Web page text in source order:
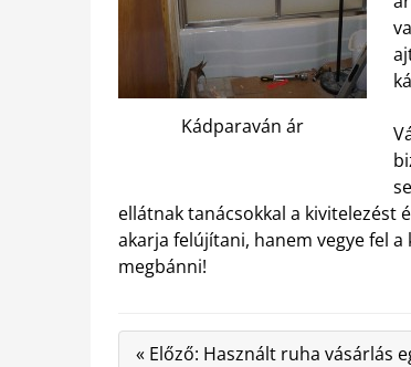
Kádparaván ár
ellátnak tanácsokkal a kivitelezést
akarja felújítani, hanem vegye fel
megbánni!
« Előző: Használt ruha vásárlás